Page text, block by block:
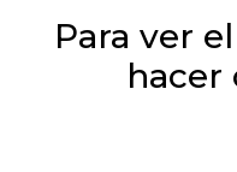
Para ver
hacer